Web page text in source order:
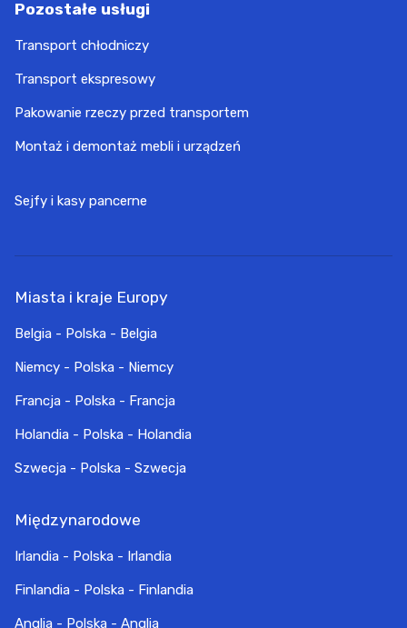
Pozostałe usługi
Transport chłodniczy
Transport ekspresowy
Pakowanie rzeczy przed transportem
Montaż i demontaż mebli i urządzeń
Sejfy i kasy pancerne
Miasta i kraje Europy
Belgia - Polska - Belgia
Niemcy - Polska - Niemcy
Francja - Polska - Francja
Holandia - Polska - Holandia
Szwecja - Polska - Szwecja
Międzynarodowe
Irlandia - Polska - Irlandia
Finlandia - Polska - Finlandia
Anglia - Polska - Anglia